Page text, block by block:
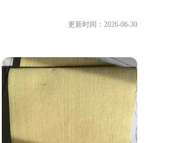
更新时间：2026-06-30